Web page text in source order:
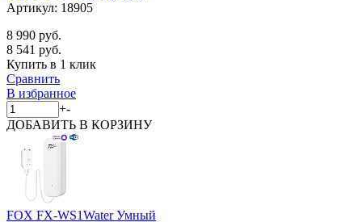
Артикул: 18905
8 990 руб.
8 541 руб.
Купить в 1 клик
Сравнить
В избранное
+-
ДОБАВИТЬ В КОРЗИНУ
FOX FX-WS1Water Умный